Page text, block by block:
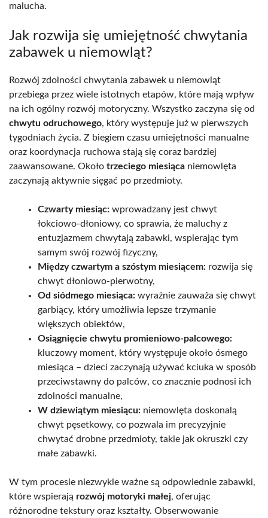
malucha.
Jak rozwija się umiejętność chwytania
zabawek u niemowląt?
Rozwój zdolności chwytania zabawek u niemowląt
przebiega przez wiele istotnych etapów, które mają wpływ
na ich ogólny rozwój motoryczny. Wszystko zaczyna się od
chwytu odruchowego, który występuje już w pierwszych
tygodniach życia. Z biegiem czasu umiejętności manualne
oraz koordynacja ruchowa stają się coraz bardziej
zaawansowane. Około trzeciego miesiąca niemowlęta
zaczynają aktywnie sięgać po przedmioty.
Czwarty miesiąc: wprowadzany jest chwyt
łokciowo-dłoniowy, co sprawia, że maluchy z
entuzjazmem chwytają zabawki, wspierając tym
samym swój rozwój fizyczny,
Między czwartym a szóstym miesiącem: rozwija się
chwyt dłoniowo-pierwotny,
Od siódmego miesiąca: wyraźnie zauważa się chwyt
garbiący, który umożliwia lepsze trzymanie
większych obiektów,
Osiągnięcie chwytu promieniowo-palcowego:
kluczowy moment, który występuje około ósmego
miesiąca – dzieci zaczynają używać kciuka w sposób
przeciwstawny do palców, co znacznie podnosi ich
zdolności manualne,
W dziewiątym miesiącu: niemowlęta doskonalą
chwyt pęsetkowy, co pozwala im precyzyjnie
chwytać drobne przedmioty, takie jak okruszki czy
małe zabawki.
W tym procesie niezwykle ważne są odpowiednie zabawki,
które wspierają rozwój motoryki małej, oferując
różnorodne tekstury oraz kształty. Obserwowanie